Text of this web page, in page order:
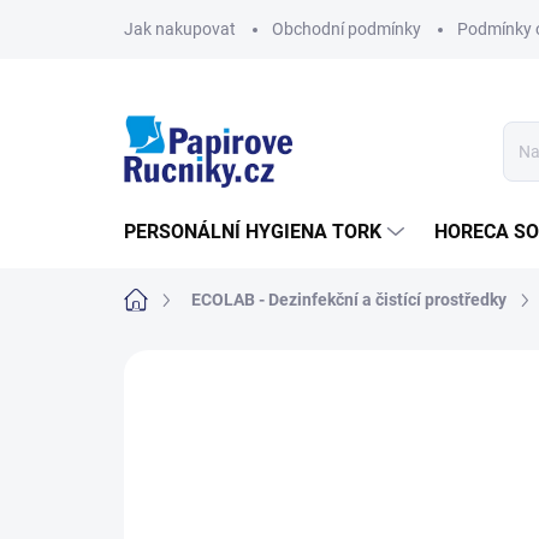
Jak nakupovat Obchodní podmínky Podmínky
PERSONÁLNÍ HYGIENA TORK HORECA
Domů ECOLAB - Dezinfekční a čistící prostředky